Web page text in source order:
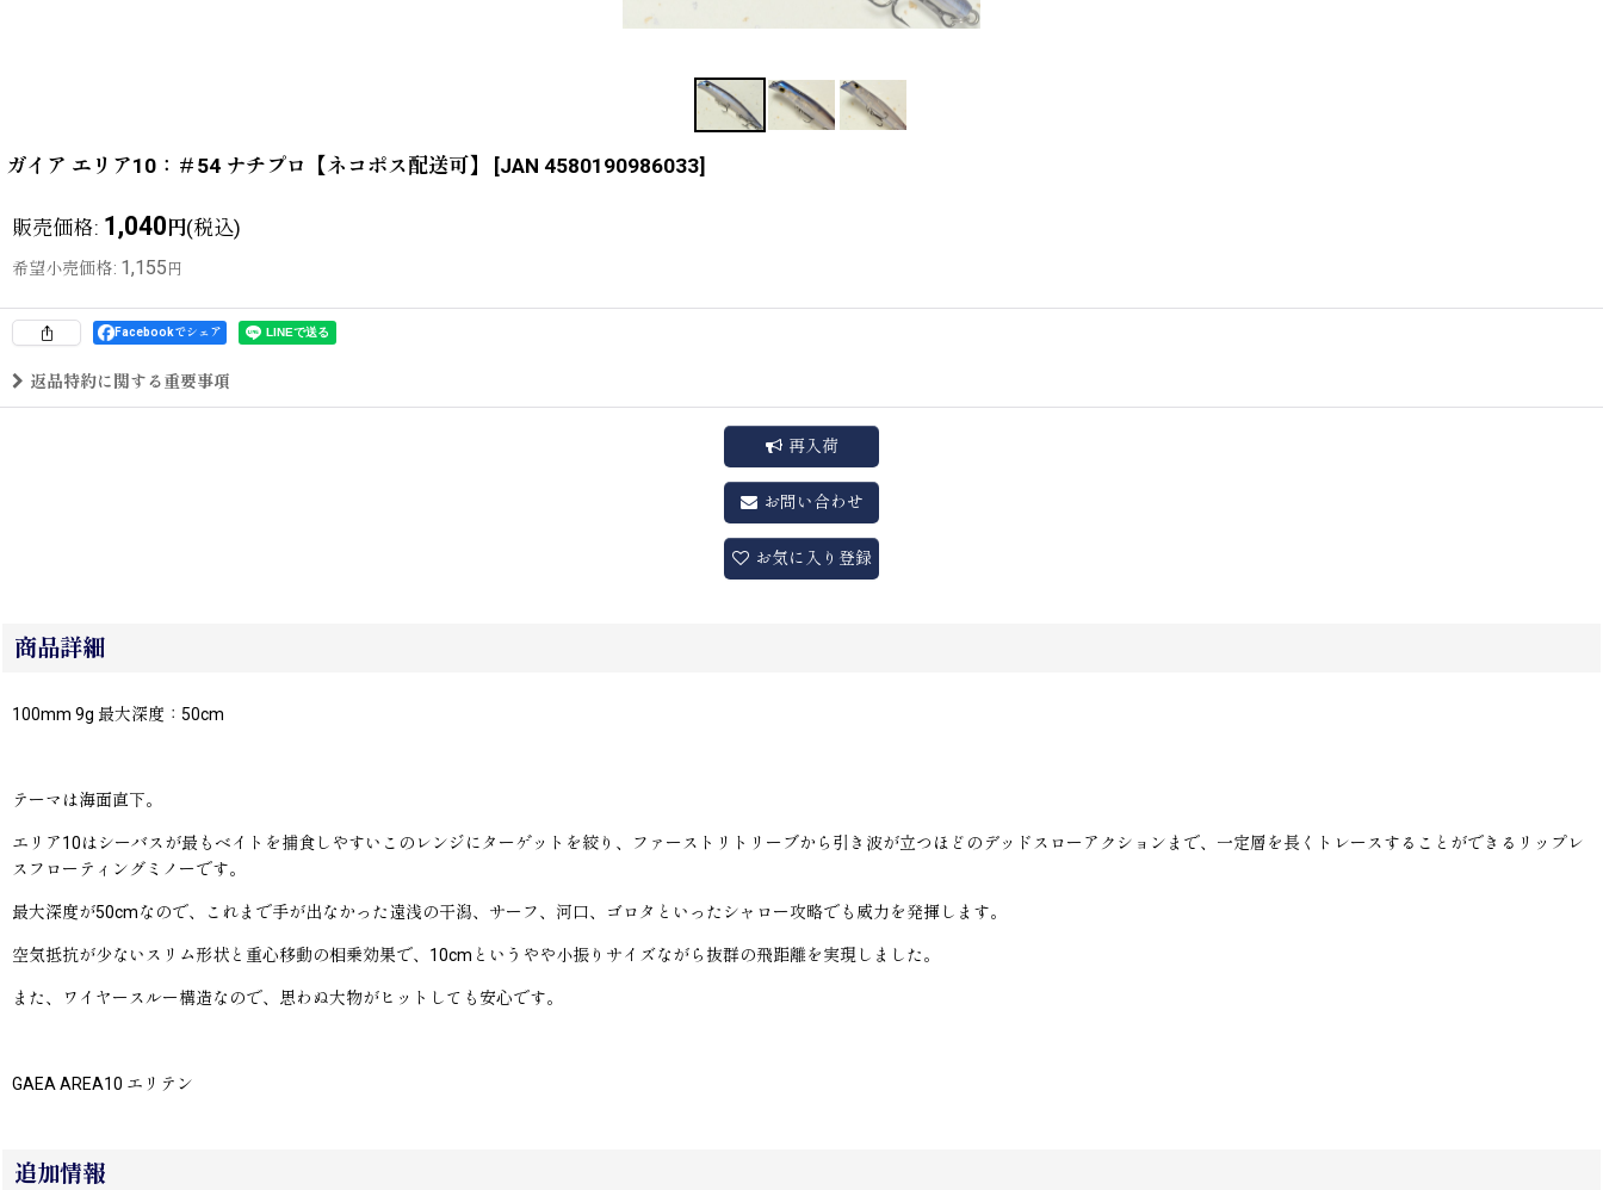
ガイア エリア10：＃54 ナチプロ【ネコポス配送可】 [JAN 4580190986033]
販売価格: 1,040円(税込)
希望小売価格: 1,155 円
Facebookでシェア
返品特約に関する重要事項
再入荷
お問い合わせ
お気に入り登録
商品詳細
100mm 9g 最大深度：50cm
テーマは海面直下。
エリア10はシーバスが最もベイトを捕食しやすいこのレンジにターゲットを絞り、ファーストリトリーブから引き波が立つほどのデッドスローアクションまで、一定層を長くトレースすることができるリップレ
スフローティングミノーです。
最大深度が50cmなので、これまで手が出なかった遠浅の干潟、サーフ、河口、ゴロタといったシャロー攻略でも威力を発揮します。
空気抵抗が少ないスリム形状と重心移動の相乗効果で、10cmというやや小振りサイズながら抜群の飛距離を実現しました。
また、ワイヤースルー構造なので、思わぬ大物がヒットしても安心です。
GAEA AREA10 エリテン
追加情報